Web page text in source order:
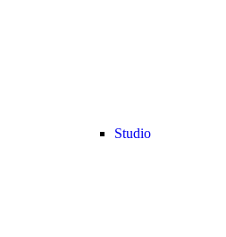
Studio